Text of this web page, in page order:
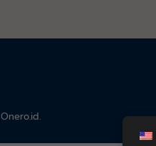
Onero.id